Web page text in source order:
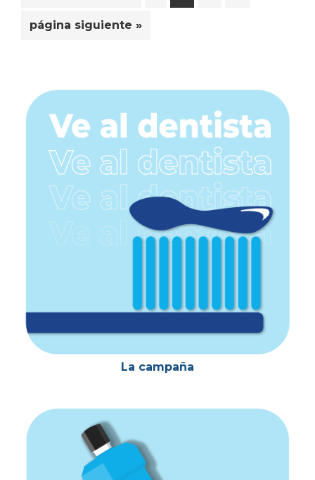
la
Ir
página siguiente »
Barra
lateral
principal
La campaña